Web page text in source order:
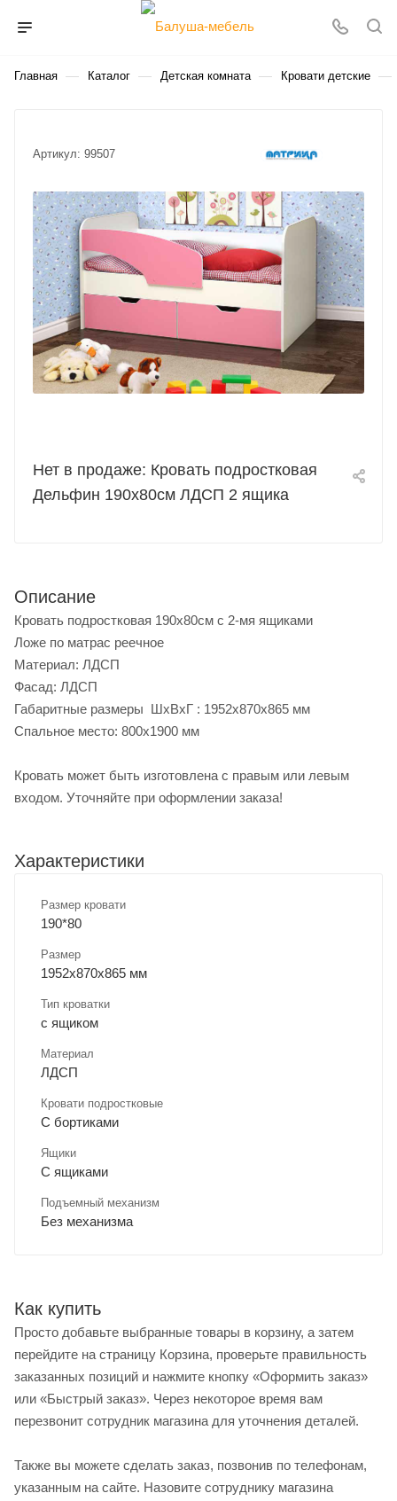
Главная — Каталог — Детская комната — Кровати детские —
Артикул: 99507
Нет в продаже: Кровать подростковая
Дельфин 190х80см ЛДСП 2 ящика
Описание
Кровать подростковая 190х80см с 2-мя ящиками
Ложе по матрас реечное
Материал: ЛДСП
Фасад: ЛДСП
Габаритные размеры ШхВхГ : 1952х870х865 мм
Спальное место: 800х1900 мм
Кровать может быть изготовлена с правым или левым
входом. Уточняйте при оформлении заказа!
Характеристики
Размер кровати
190*80
Размер
1952х870х865 мм
Тип кроватки
с ящиком
Материал
ЛДСП
Кровати подростковые
С бортиками
Ящики
С ящиками
Подъемный механизм
Без механизма
Как купить
Просто добавьте выбранные товары в корзину, а затем
перейдите на страницу Корзина, проверьте правильность
заказанных позиций и нажмите кнопку «Оформить заказ»
или «Быстрый заказ». Через некоторое время вам
перезвонит сотрудник магазина для уточнения деталей.
Также вы можете сделать заказ, позвонив по телефонам,
указанным на сайте. Назовите сотруднику магазина